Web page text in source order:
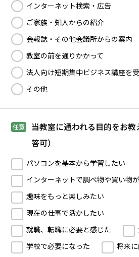
インターネット検索・広告
ご家族・知人からの紹介
会報誌・その他会議所からの案内
教室の前を通りかかって
法人向け短期集中ビジネス講座を
その他
任意
当教室に通われる目的をお
答可）
パソコンを基本から学習したい
インターネットで調べ物や買い物
趣味をもっと楽しみたい
現在の仕事で活かしたい
就職、転職に必要と感じた
学校で必要になった
将来